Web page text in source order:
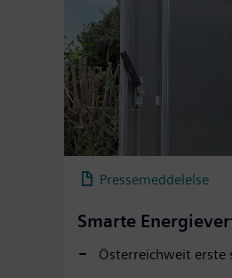
Pressemeddelelse
Smarte
Österreichweit erste
Siemens AG
Steigerung von